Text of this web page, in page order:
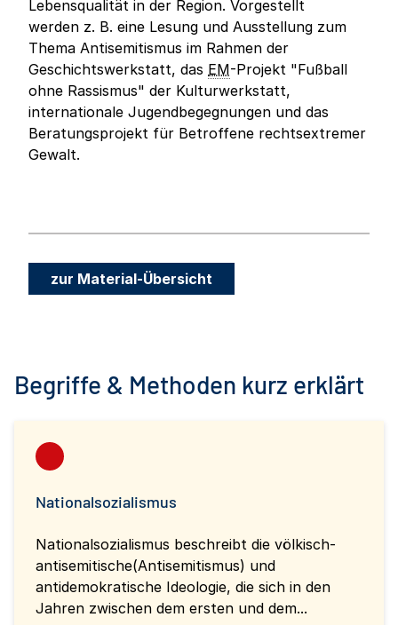
Lebensqualität in der Region. Vorgestellt
werden z. B. eine Lesung und Ausstellung zum
Thema Antisemitismus im Rahmen der
Geschichtswerkstatt, das EM-Projekt "Fußball
ohne Rassismus" der Kulturwerkstatt,
internationale Jugendbegegnungen und das
Beratungsprojekt für Betroffene rechtsextremer
Gewalt.
zur Material-Übersicht
Begriffe & Methoden kurz erklärt
Nationalsozialismus
Nationalsozialismus beschreibt die völkisch-
antisemitische(Antisemitismus) und
antidemokratische Ideologie, die sich in den
Jahren zwischen dem ersten und dem...